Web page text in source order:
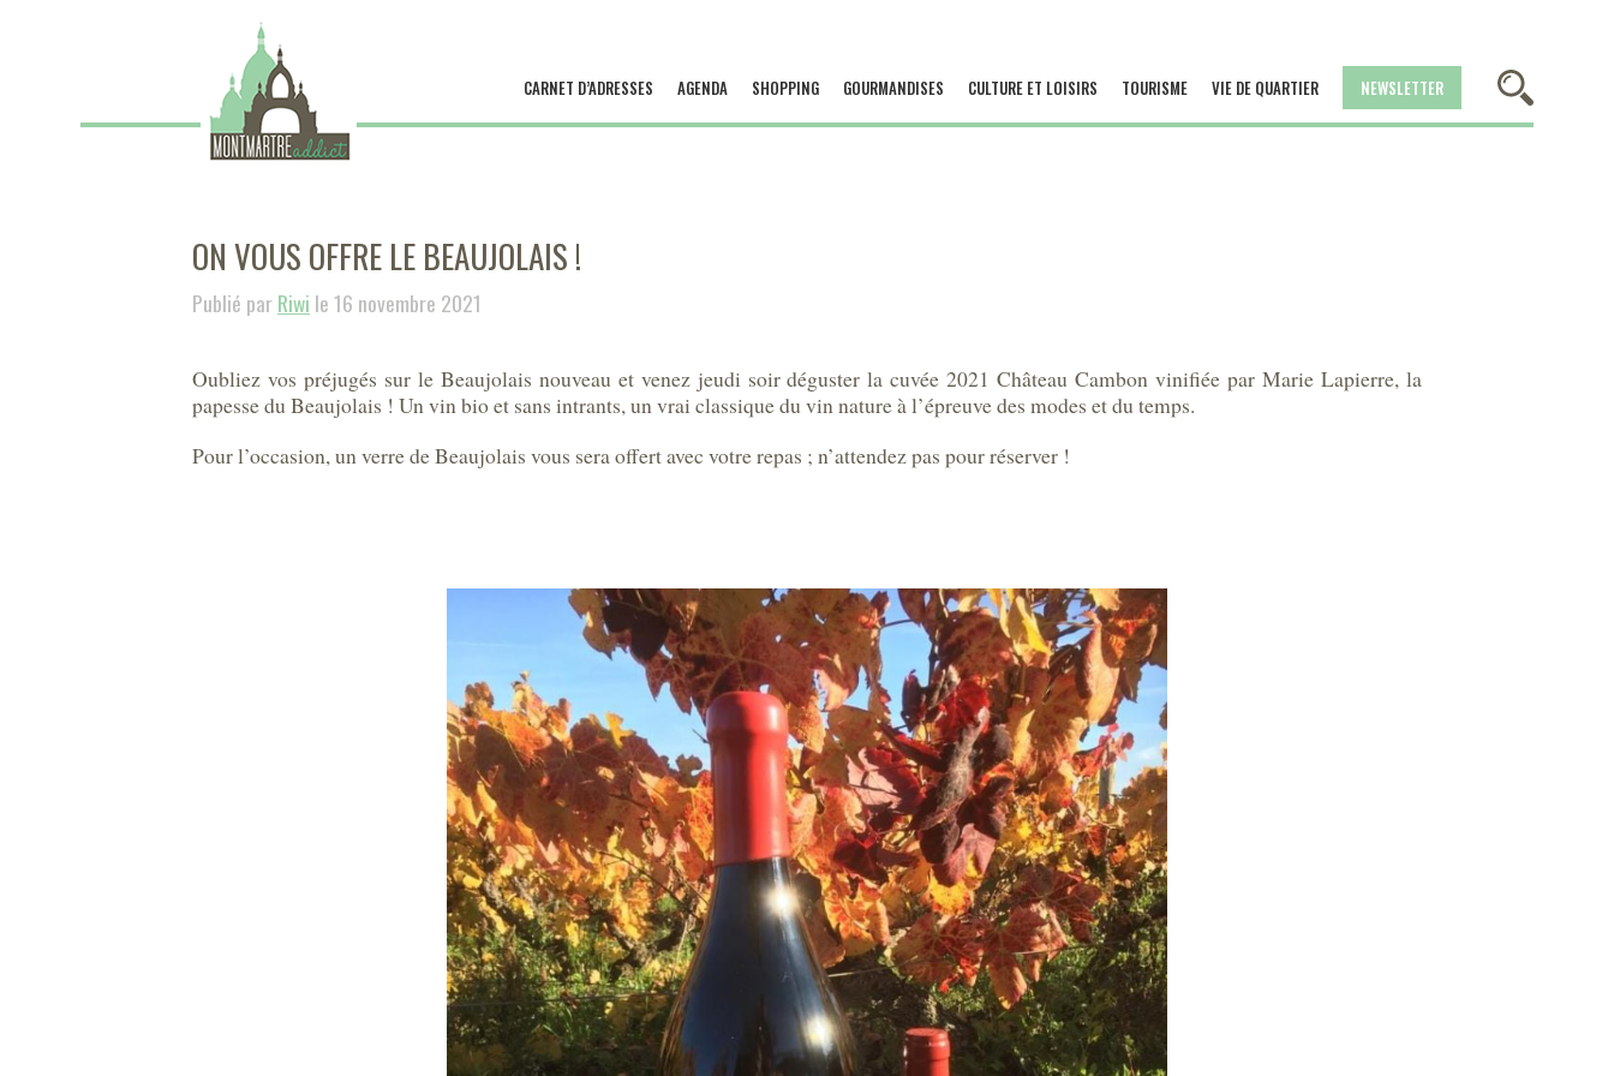
CARNET D’ADRESSES AGENDA SHOPPING GOURMANDISES CULTURE ET LOISIRS TOURISME VIE DE QUARTIER NEWSLETTER
ON VOUS OFFRE LE BEAUJOLAIS !
Publié parRiwi le 16 novembre 2021
Oubliez vos préjugés sur le Beaujolais nouveau et venez jeudi soir déguster la cuvée 2021 Château Cambon vinifiée par Marie Lapierre, la
papesse du Beaujolais ! Un vin bio et sans intrants, un vrai classique du vin nature à l’épreuve des modes et du temps.
Pour l’occasion, un verre de Beaujolais vous sera offert avec votre repas ; n’attendez pas pour réserver !